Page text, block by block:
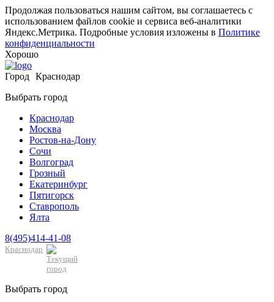
Продолжая пользоваться нашим сайтом, вы соглашаетесь с
использованием файлов cookie и сервиса веб-аналитики
Яндекс.Метрика. Подробные условия изложены в Политике
конфиденциальности
Хорошо
Город Краснодар
Выбрать город
Краснодар
Москва
Ростов-на-Дону
Сочи
Волгоград
Грозный
Екатеринбург
Пятигорск
Ставрополь
Ялта
8(495)414-41-08
Краснодар
Выбрать город